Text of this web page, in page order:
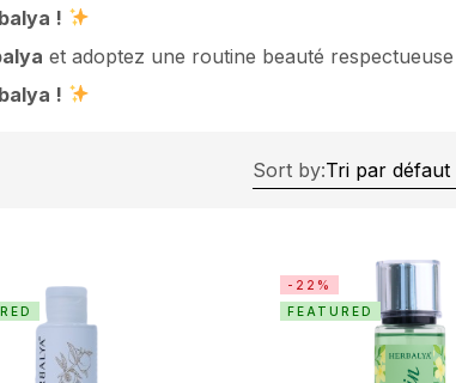
!
et adoptez une routine beauté
!
Sort by:
-22%
FEATURED